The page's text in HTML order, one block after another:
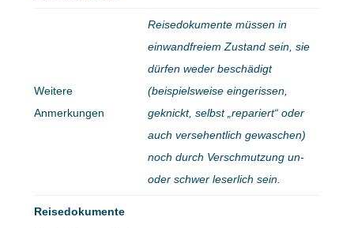
Weitere
Anmerkungen
Reisedokumente müssen in
einwandfreiem Zustand sein, sie
dürfen weder beschädigt
(beispielsweise eingerissen,
geknickt, selbst „repariert“ oder
auch versehentlich gewaschen)
noch durch Verschmutzung un-
oder schwer leserlich sein.
Reisedokumente